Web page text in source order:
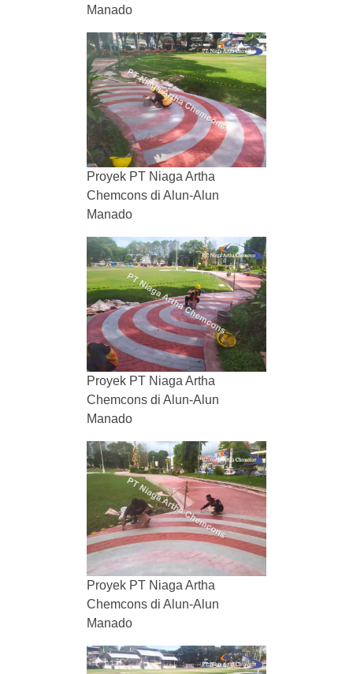
Manado
Proyek PT Niaga Artha
Chemcons di Alun-Alun
Manado
Proyek PT Niaga Artha
Chemcons di Alun-Alun
Manado
Proyek PT Niaga Artha
Chemcons di Alun-Alun
Manado